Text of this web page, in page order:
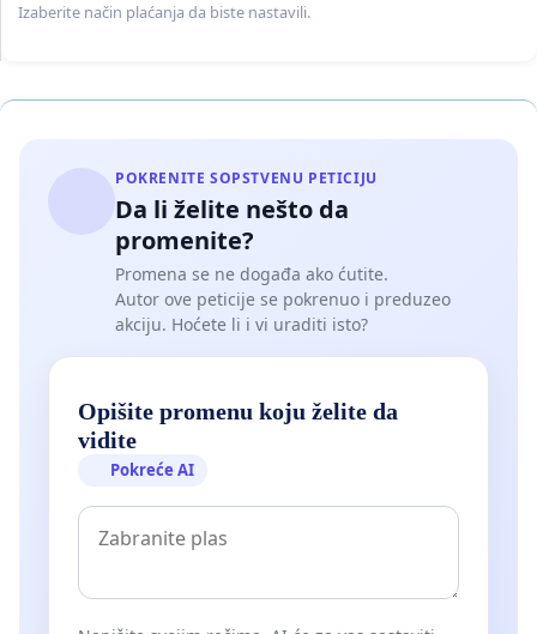
Izaberite način plaćanja da biste nastavili.
POKRENITE SOPSTVENU PETICIJU
Da li želite nešto da
promenite?
Promena se ne događa ako ćutite.
Autor ove peticije se pokrenuo i preduzeo
akciju. Hoćete li i vi uraditi isto?
Opišite promenu koju želite da
vidite
Pokreće AI